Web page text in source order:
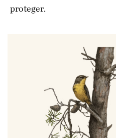
proteger.